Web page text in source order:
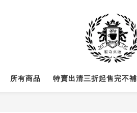
所有商品 特賣出清三折起售完不補